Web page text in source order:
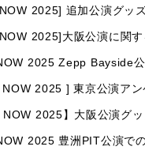
2025] 追加公演グッズ
2025]大阪公演に関す
2025 Zepp Bayside公
2025 ] 東京公演アン
2025】大阪公演グッ
2025 豊洲PIT公演で